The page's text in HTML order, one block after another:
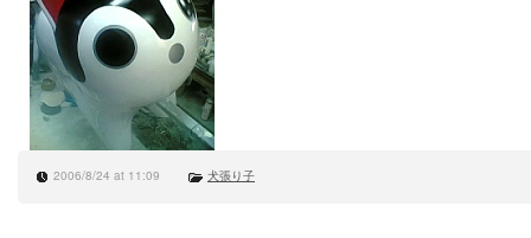
2006/8/24 at 11:09 犬張り子